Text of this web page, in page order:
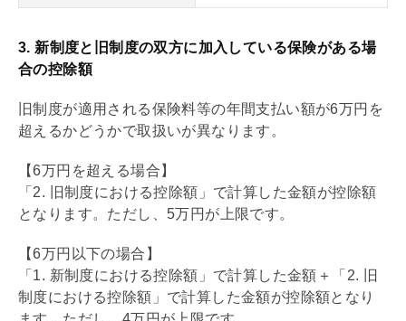
3. 新制度と旧制度の双方に加入している保険がある場
合の控除額
旧制度が適用される保険料等の年間支払い額が6万円を
超えるかどうかで取扱いが異なります。
【6万円を超える場合】
「2. 旧制度における控除額」で計算した金額が控除額
となります。ただし、5万円が上限です。
【6万円以下の場合】
「1. 新制度における控除額」で計算した金額＋「2. 旧
制度における控除額」で計算した金額が控除額となり